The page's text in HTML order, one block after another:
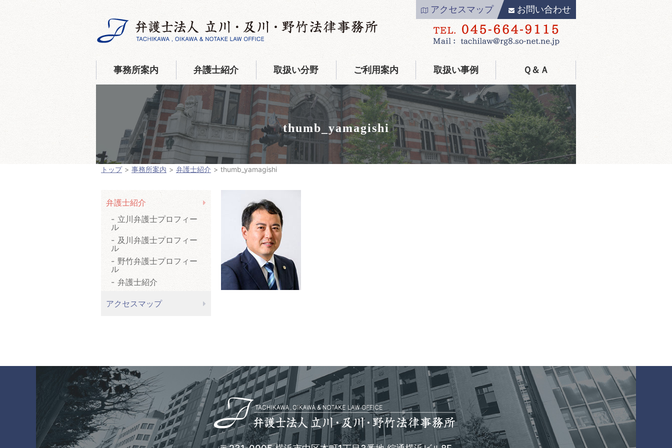
アクセスマップ お問い合わせ
事務所案内 弁護士紹介 取扱い分野 ご利用案内 取扱い事例 Ｑ＆Ａ
thumb_yamagishi
トップ 事務所案内 弁護士紹介 thumb_yamagishi
弁護士紹介
立川弁護士プロフィー
ル
及川弁護士プロフィー
ル
野竹弁護士プロフィー
ル
弁護士紹介
アクセスマップ